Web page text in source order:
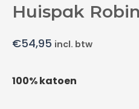
Huispak
€54,95 incl. btw
100% katoen